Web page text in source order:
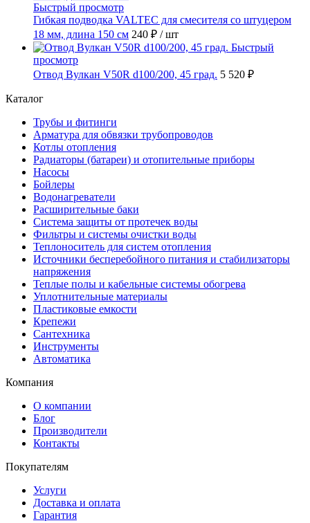
Быстрый просмотр
Гибкая подводка VALTEC для смесителя со штуцером
18 мм, длина 150 см 240 ₽ / шт
Быстрый
просмотр
Отвод Вулкан V50R d100/200, 45 град. 5 520 ₽
Каталог
Трубы и фитинги
Арматура для обвязки трубопроводов
Котлы отопления
Радиаторы (батареи) и отопительные приборы
Насосы
Бойлеры
Водонагреватели
Расширительные баки
Система защиты от протечек воды
Фильтры и системы очистки воды
Теплоноситель для систем отопления
Источники бесперебойного питания и стабилизаторы
напряжения
Теплые полы и кабельные системы обогрева
Уплотнительные материалы
Пластиковые емкости
Крепежи
Сантехника
Инструменты
Автоматика
Компания
О компании
Блог
Производители
Контакты
Покупателям
Услуги
Доставка и оплата
Гарантия